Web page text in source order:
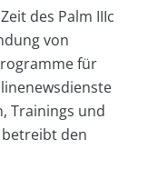
des Palm IIIc
von
für
Trainings und
den